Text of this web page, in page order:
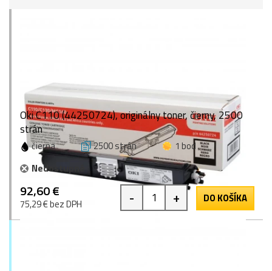
Oki C110 (44250724), originálny toner, čierny, 2500
strán
čierna 2500 strán
1 bod
Nedostupné
92,60 €
75,29 € bez DPH - + DO KOŠÍKA